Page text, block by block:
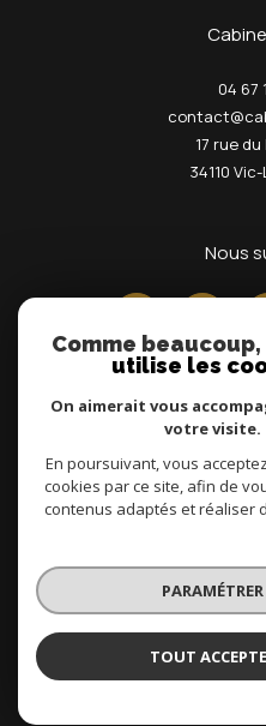
04 67
17 rue
34110
nous
© 2026 | Tous droits réservés
Comme
utilise les
On aimerait vous
votre visite.
En poursuivant, vous
cookies par ce site, afin de
contenus adaptés et réaliser
PARAMÉTRER
TOUT